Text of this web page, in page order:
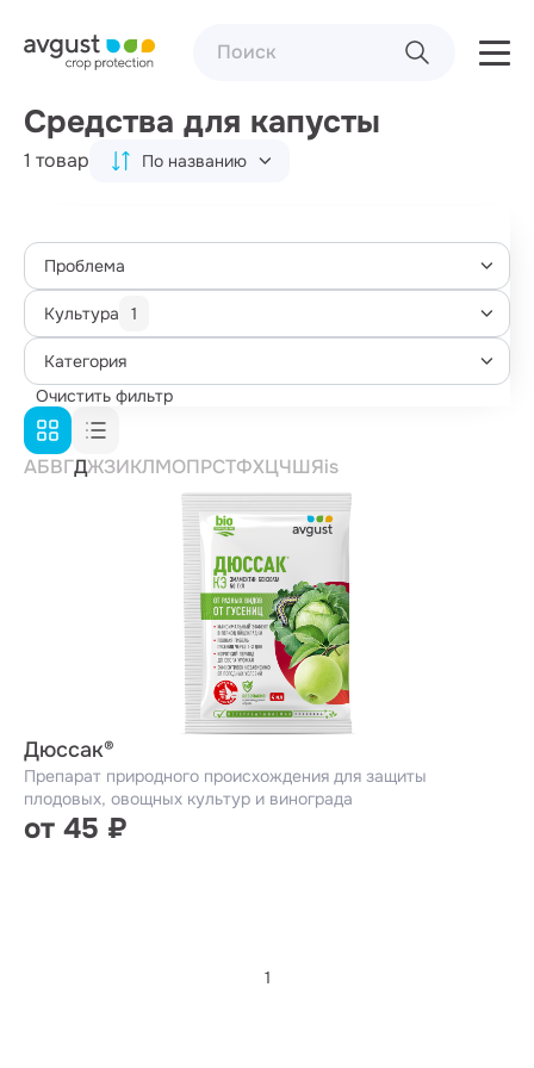
Средства для капусты
1 товар По названию
Проблема
Культура 1
Категория
Очистить фильтр
АБВГДЖЗИКЛМОПРСТФХЦЧШЯis
Дюссак®
Препарат природного происхождения для защиты
плодовых, овощных культур и винограда
от 45 ₽
1